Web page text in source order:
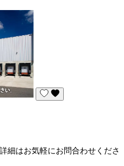
細はお気軽にお問合わせくださ